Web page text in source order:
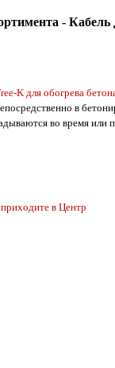
-
K для обогрева
в
во время
в Центр